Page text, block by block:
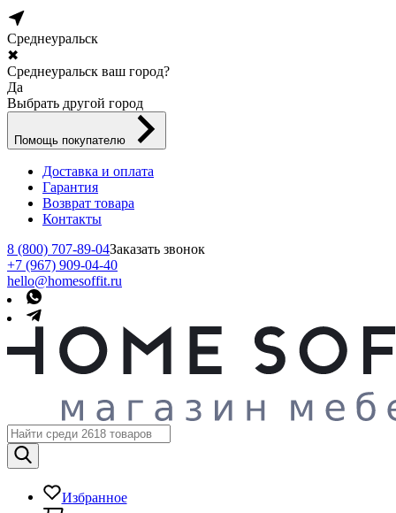
Среднеуральск
✖
Среднеуральск ваш город?
Да
Выбрать другой город
Помощь покупателю
Доставка и оплата
Гарантия
Возврат товара
Контакты
8 (800) 707-89-04Заказать звонок
+7 (967) 909-04-40
hello@homesoffit.ru
Избранное